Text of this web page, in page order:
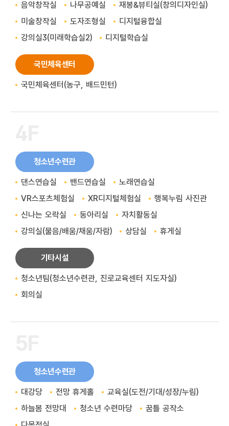
음악창작실 나무공예실
재봉&뷰티실(창의디자인실)
미술창작실
도자조형실
디지털융합실
강의실3(미래학습실2)
디지털학습실
국민체육센터
국민체육센터(농구, 배드민턴)
청소년수련관
댄스연습실 밴드연습실
노래연습실
VR스포츠체험실
XR디지털체험실
행복누림 사진관
신나는 오락실
동아리실
자치활동실
강의실(물음/배움/채움/자람)
상담실 휴게실
기타시설
청소년팀(청소년수련관, 진로교육센터 지도자실)
회의실
청소년수련관
대강당 전망 휴게홀
교육실(도전/기대/성장/누림)
하늘봄 전망대
청소년 수련마당
꿈틀 공작소